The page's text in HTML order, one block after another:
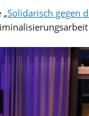
Solidarisch gegen